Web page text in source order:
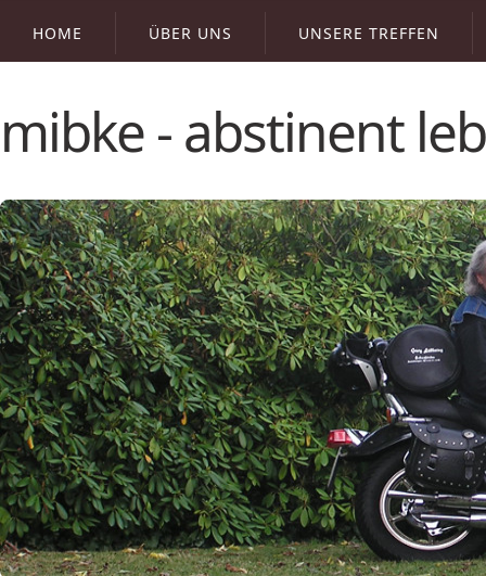
HOME ÜBER UNS UNSERE TREFFEN
mibke - abstinent